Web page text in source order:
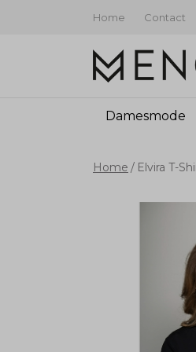
Home Contact
Damesmode
ElviraHome Elvira T-